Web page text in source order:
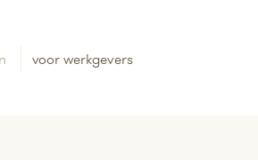
voor werkgevers